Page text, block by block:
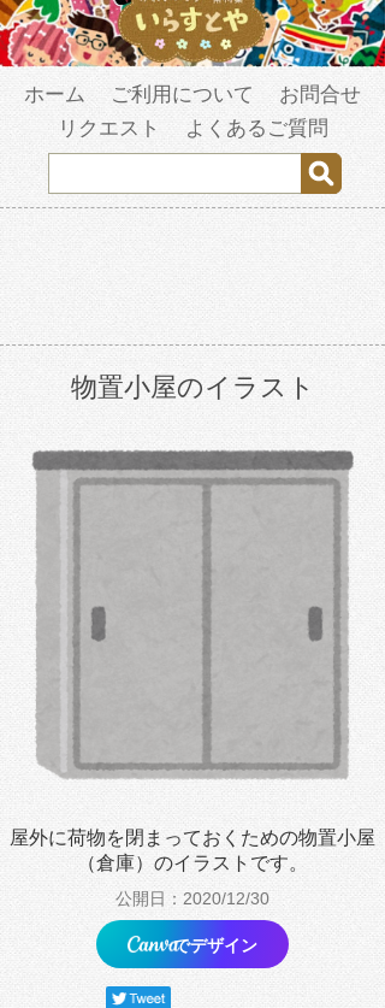
ホーム ご利用について
お問合せ
リクエスト
よくあるご質問
物置小屋のイラスト
屋外に荷物を閉まっておくための物置小屋
（倉庫）のイラストです。
公開日：2020/12/30
でデザイン